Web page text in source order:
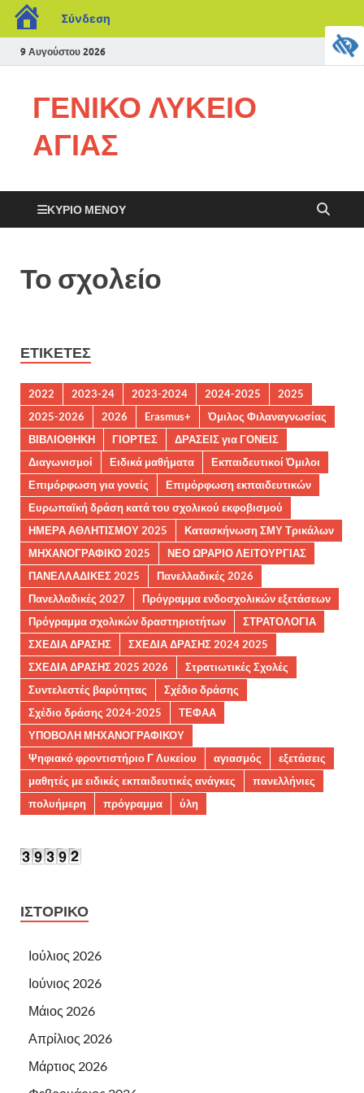
Σύνδεση
9 Αυγούστου 2026
ΓΕΝΙΚΟ ΛΥΚΕΙΟ
ΑΓΙΑΣ
ΚΎΡΙΟ ΜΕΝΟΎ
Το σχολείο
ΕΤΙΚΈΤΕΣ
2022 2023-24 2023-2024 2024-2025
2025
2025-2026
2026 Erasmus+
Όμιλος Φιλαναγνωσίας
ΒΙΒΛΙΟΘΗΚΗ
ΓΙΟΡΤΕΣ
ΔΡΑΣΕΙΣ για ΓΟΝΕΙΣ
Διαγωνισμοί
Ειδικά μαθήματα
Εκπαιδευτικοί Όμιλοι
Επιμόρφωση για γονείς
Επιμόρφωση εκπαιδευτικών
Ευρωπαϊκή δράση κατά του σχολικού εκφοβισμού
ΗΜΕΡΑ ΑΘΛΗΤΙΣΜΟΥ 2025
Κατασκήνωση ΣΜΥ Τρικάλων
ΜΗΧΑΝΟΓΡΑΦΙΚΟ 2025
ΝΕΟ ΩΡΑΡΙΟ ΛΕΙΤΟΥΡΓΙΑΣ
ΠΑΝΕΛΛΑΔΙΚΕΣ 2025
Πανελλαδικές 2026
Πανελλαδικές 2027
Πρόγραμμα ενδοσχολικών εξετάσεων
Πρόγραμμα σχολικών δραστηριοτήτων
ΣΤΡΑΤΟΛΟΓΙΑ
ΣΧΕΔΙΑ ΔΡΑΣΗΣ
ΣΧΕΔΙΑ ΔΡΑΣΗΣ 2024 2025
ΣΧΕΔΙΑ ΔΡΑΣΗΣ 2025 2026
Στρατιωτικές Σχολές
Συντελεστές βαρύτητας
Σχέδιο δράσης
Σχέδιο δράσης 2024-2025
ΤΕΦΑΑ
ΥΠΟΒΟΛΗ ΜΗΧΑΝΟΓΡΑΦΙΚΟΥ
Ψηφιακό φροντιστήριο Γ Λυκείου
αγιασμός
εξετάσεις
μαθητές με ειδικές εκπαιδευτικές ανάγκες
πανελλήνιες
πολυήμερη
πρόγραμμα ύλη
ΙΣΤΟΡΙΚΌ
Ιούλιος 2026
Ιούνιος 2026
Μάιος 2026
Απρίλιος 2026
Μάρτιος 2026